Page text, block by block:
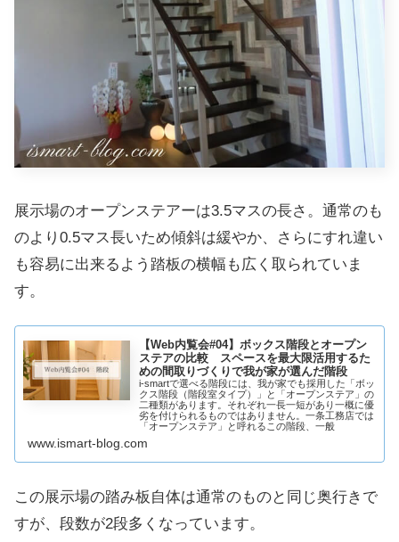
展示場のオープンステアーは3.5マスの長さ。通常のも
のより0.5マス長いため傾斜は緩やか、さらにすれ違い
も容易に出来るよう踏板の横幅も広く取られていま
す。
【Web内覧会#04】ボックス階段とオープン
ステアの比較 スペースを最大限活用するた
めの間取りづくりで我が家が選んだ階段
i-smartで選べる階段には、我が家でも採用した「ボッ
クス階段（階段室タイプ）」と「オープンステア」の
二種類があります。それぞれ一長一短があり一概に優
劣を付けられるものではありません。一条工務店では
「オープンステア」と呼れるこの階段、一般
www.ismart-blog.com
この展示場の踏み板自体は通常のものと同じ奥行きで
すが、段数が2段多くなっています。